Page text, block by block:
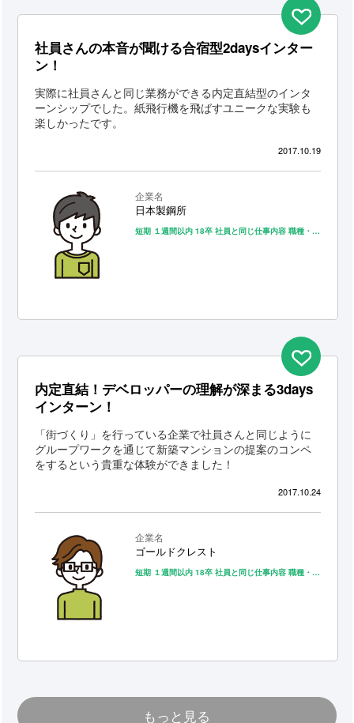
社員さんの本音が聞ける合宿型2daysインター
ン！
実際に社員さんと同じ業務ができる内定直結型のインタ
ーンシップでした。紙飛行機を飛ばすユニークな実験も
楽しかったです。
2017.10.19
企業名
日本製鋼所
短期 １週間以内 18卒 社員と同じ仕事内容 職種・業種への理解
内定直結！デベロッパーの理解が深まる3days
インターン！
「街づくり」を行っている企業で社員さんと同じように
グループワークを通じて新築マンションの提案のコンペ
をするという貴重な体験ができました！
2017.10.24
企業名
ゴールドクレスト
短期 １週間以内 18卒 社員と同じ仕事内容 職種・業種への理解
もっと見る